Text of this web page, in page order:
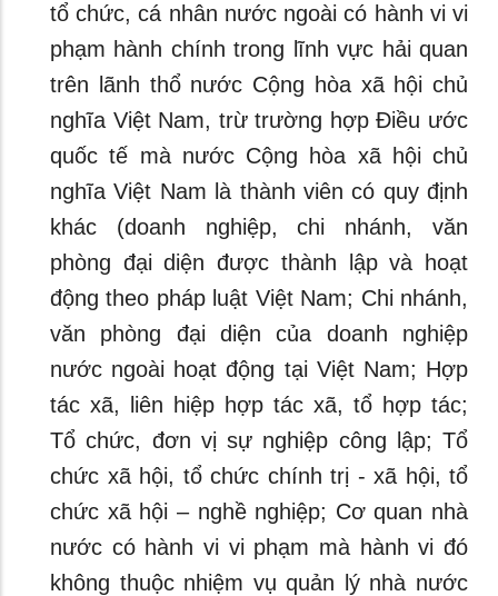
tổ chức, cá nhân nước ngoài có hành vi vi
phạm hành chính trong lĩnh vực hải quan
trên lãnh thổ nước Cộng hòa xã hội chủ
nghĩa Việt Nam, trừ trường hợp Điều ước
quốc tế mà nước Cộng hòa xã hội chủ
nghĩa Việt Nam là thành viên có quy định
khác (doanh nghiệp, chi nhánh, văn
phòng đại diện được thành lập và hoạt
động theo pháp luật Việt Nam; Chi nhánh,
văn phòng đại diện của doanh nghiệp
nước ngoài hoạt động tại Việt Nam; Hợp
tác xã, liên hiệp hợp tác xã, tổ hợp tác;
Tổ chức, đơn vị sự nghiệp công lập; Tổ
chức xã hội, tổ chức chính trị - xã hội, tổ
chức xã hội – nghề nghiệp; Cơ quan nhà
nước có hành vi vi phạm mà hành vi đó
không thuộc nhiệm vụ quản lý nhà nước